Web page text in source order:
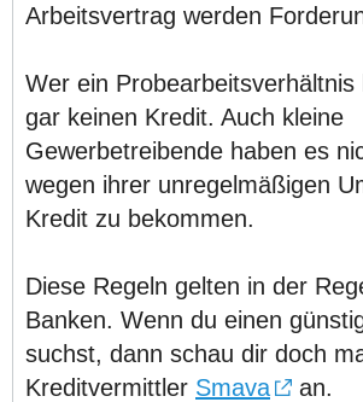
Arbeitsvertrag werden
Wer ein
gar keinen Kredit. Auch kleine
Gewerbetreibende haben es
wegen ihrer unregelmäßigen
Kredit zu bekommen.
Diese Regeln gelten in der
Banken. Wenn du einen
suchst, dann schau dir doch
Kreditvermittler Smava an.